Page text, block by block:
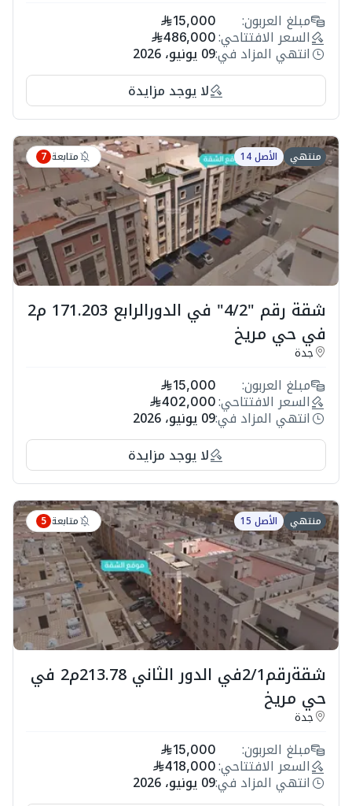
مبلغ العربون: 15,000
السعر الافتتاحي: 486,000
انتهي المزاد في:09 يونيو، 2026
لا يوجد مزايدة
منتهي الأصل 14 متابعة 7
شقة رقم "4/2" في الدورالرابع 171.203 م2
في حي مريخ
جدة
مبلغ العربون: 15,000
السعر الافتتاحي: 402,000
انتهي المزاد في:09 يونيو، 2026
لا يوجد مزايدة
منتهي الأصل 15 متابعة 5
شقةرقم2/1في الدور الثاني 213.78م2 في
حي مريخ
جدة
مبلغ العربون: 15,000
السعر الافتتاحي: 418,000
انتهي المزاد في:09 يونيو، 2026